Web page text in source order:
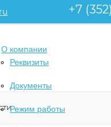
+7
О компании
Реквизиты
Документы
Режим работы